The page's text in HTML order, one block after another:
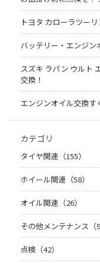
トヨタ カローラツー
バッテリー・エンジン
スズキ ラパン ウルト
交換！
エンジンオイル交換す
カテゴリ
タイヤ関連（155）
ホイール関連（58）
オイル関連（26）
その他メンテナンス（
点検（42）